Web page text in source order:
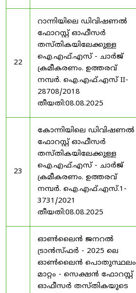
22
റാന്നിയിലെ ഡിവിഷണൽ
ഫോറസ്റ്റ് ഓഫീസർ
തസ്തികയിലേക്കുള്ള
ഐ.എഫ്.എസ് - ചാർജ്
ക്രമീകരണം. ഉത്തരവ്
നമ്പർ. ഐ.എഫ്.എസ് II-
28708/2018
തീയതി:08.08.2025
23
കോന്നിയിലെ ഡിവിഷണൽ
ഫോറസ്റ്റ് ഓഫീസർ
തസ്തികയിലേക്കുള്ള
ഐ.എഫ്.എസ് - ചാർജ്
ക്രമീകരണം. ഉത്തരവ്
നമ്പർ. ഐ.എഫ്.എസ്.1-
3731/2021
തീയതി:08.08.2025
ഓൺലൈൻ ജനറൽ
ട്രാൻസ്ഫർ - 2025 ലെ
ഓൺലൈൻ പൊതുസ്ഥലം
മാറ്റം - സെക്ഷൻ ഫോറസ്റ്റ്
ഓഫീസർ തസ്തികയുടെ